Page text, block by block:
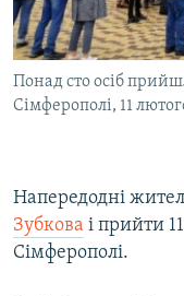
Понад сто осіб
Сімферополі, 11
Напередодні
Зубкова і прийти
Сімферополі.